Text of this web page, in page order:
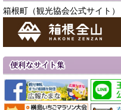
箱根町（観光協会公式サイト）